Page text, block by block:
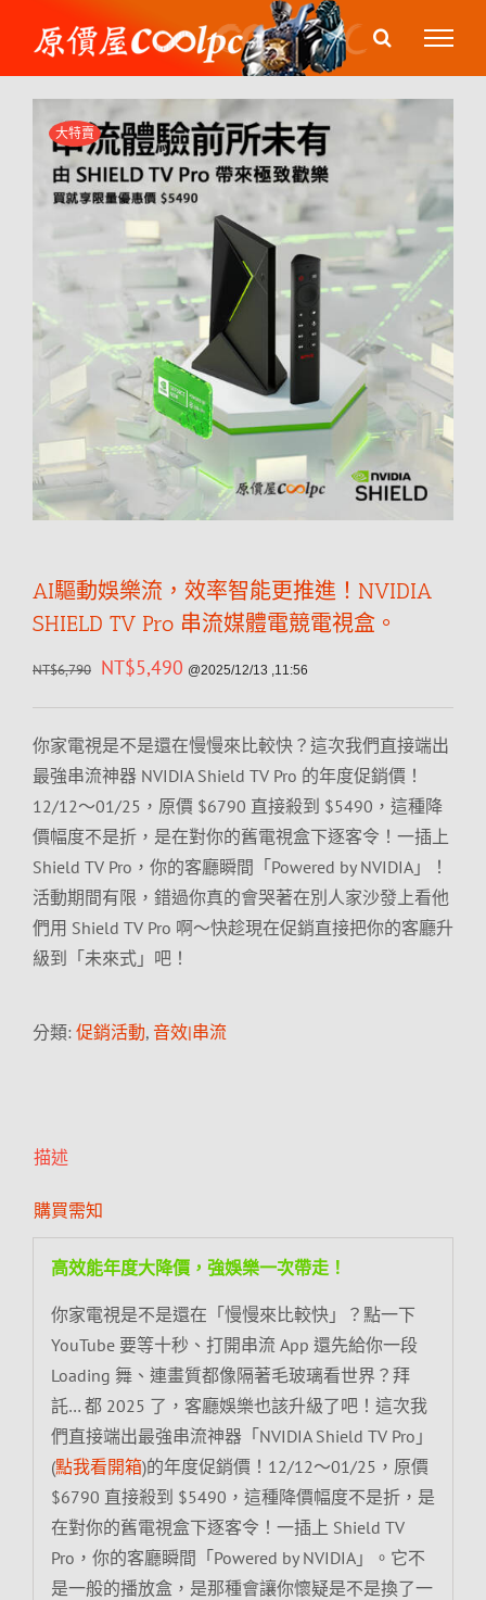
content
大特賣
AI驅動娛樂流，效率智能更推進！NVIDIA
SHIELD TV Pro 串流媒體電競電視盒。
NT$6,790 NT$5,490 @2025/12/13 ,11:56
你家電視是不是還在慢慢來比較快？這次我們直接端出
最強串流神器 NVIDIA Shield TV Pro 的年度促銷價！
12/12～01/25，原價 $6790 直接殺到 $5490，這種降
價幅度不是折，是在對你的舊電視盒下逐客令！一插上
Shield TV Pro，你的客廳瞬間「Powered by NVIDIA」！
活動期間有限，錯過你真的會哭著在別人家沙發上看他
們用 Shield TV Pro 啊～快趁現在促銷直接把你的客廳升
級到「未來式」吧！
分類: 促銷活動, 音效|串流
描述
購買需知
高效能年度大降價，強娛樂一次帶走！
你家電視是不是還在「慢慢來比較快」？點一下
YouTube 要等十秒、打開串流 App 還先給你一段
Loading 舞、連畫質都像隔著毛玻璃看世界？拜
託… 都 2025 了，客廳娛樂也該升級了吧！這次我
們直接端出最強串流神器「NVIDIA Shield TV Pro」
(點我看開箱)的年度促銷價！12/12～01/25，原價
$6790 直接殺到 $5490，這種降價幅度不是折，是
在對你的舊電視盒下逐客令！一插上 Shield TV
Pro，你的客廳瞬間「Powered by NVIDIA」。它不
是一般的播放盒，是那種會讓你懷疑是不是換了一